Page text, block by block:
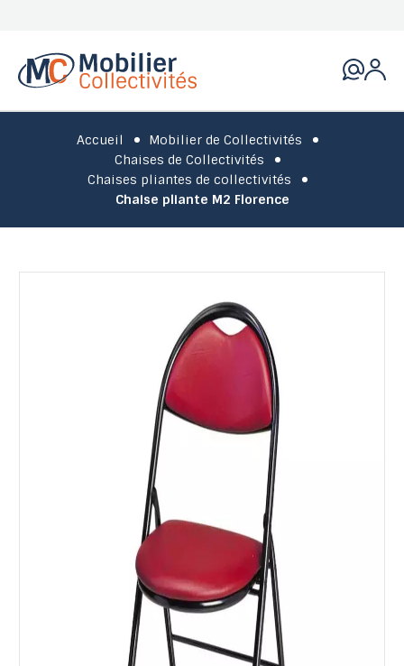
Accueil
Mobilier de Collectivités
Chaises de Collectivités
Chaises pliantes de collectivités
Chaise pliante M2 Florence